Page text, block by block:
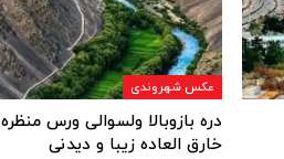
عکس شهروندی
دره بازوبالا ولسوالی ورس منظره
خارق العاده زیبا و دیدنی